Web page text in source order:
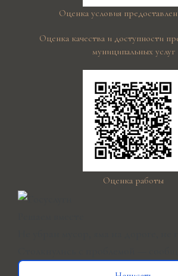
Оценка условия
Оценка качества и доступности
муниципальных услуг
Оценка работы